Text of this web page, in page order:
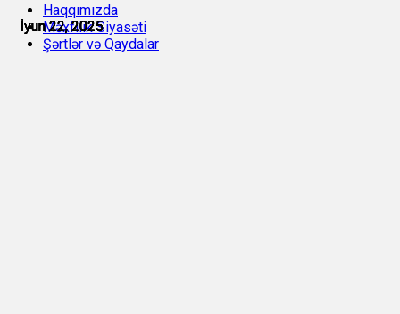
İyun 22, 2025
İyun 22, 2025
İyun 22, 2025
İyun 22, 2025
İyun 22, 2025
İyun 22, 2025
Haqqımızda
Məxfilik Siyasəti
Şərtlər və Qaydalar